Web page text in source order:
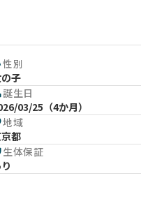
性別
子
誕生日
03/25（4か月）
地域
都
生体保証